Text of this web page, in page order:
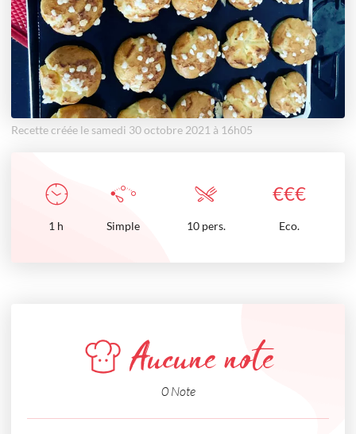
Recette créée le samedi 30 octobre 2021 à 16h05
€€€
1 h Simple 10 pers. Eco.
Aucune note
0 Note